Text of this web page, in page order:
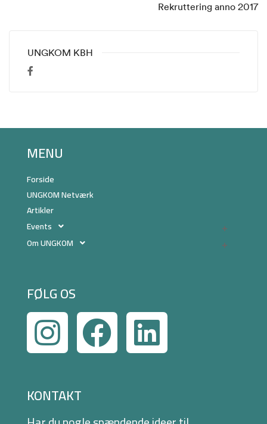
Rekruttering anno 2017
UNGKOM KBH
MENU
Forside
UNGKOM Netværk
Artikler
Events
Om UNGKOM
FØLG OS
KONTAKT